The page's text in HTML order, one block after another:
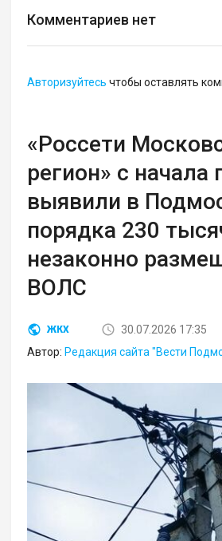
Комментариев нет
Авторизуйтесь чтобы оставлять
«Россети
регион» с начала
выявили в
порядка 230
незаконно
ВОЛС
ЖКХ
30.07.2026 17:35
Автор: Редакция сайта "Вести